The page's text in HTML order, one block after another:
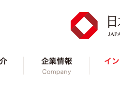
グループ事業紹介 企業情報